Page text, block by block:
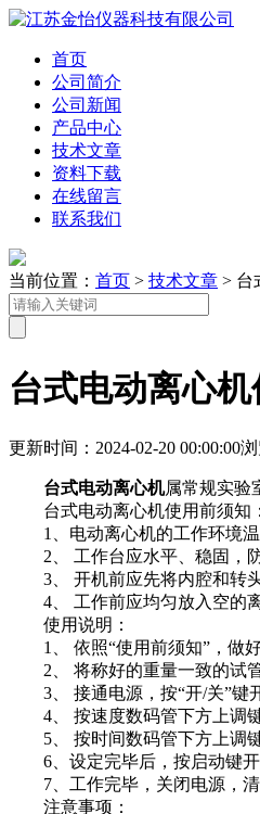
首页
公司简介
公司新闻
产品中心
技术文章
资料下载
在线留言
联系我们
当前位置： 首页 > 技术文章 > 台
台式电动离心
更新时间：2024-02-20 00:00:00
台式电动离心机属常规实验
台式电动离心机使用前须知：
1、电动离心机的工作环境温
2、 工作台应水平、稳固，防
3、 开机前应先将内腔和转头
4、 工作前应均匀放入空的离
使用说明：
1、 依照“使用前须知”，做好
2、 将称好的重量一致的试管
3、 接通电源，按“开/关”键开
4、 按速度数码管下方上调键
5、 按时间数码管下方上调键
6、设定完毕后，按启动键开
7、工作完毕，关闭电源，清
注意事项：